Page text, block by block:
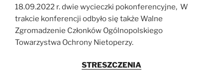
18.09.2022 r. dwie wycieczki pokonferencyjne, W
trakcie konferencji odbyło się także Walne
Zgromadzenie Członków Ogólnopolskiego
Towarzystwa Ochrony Nietoperzy.
STRESZCZENIA